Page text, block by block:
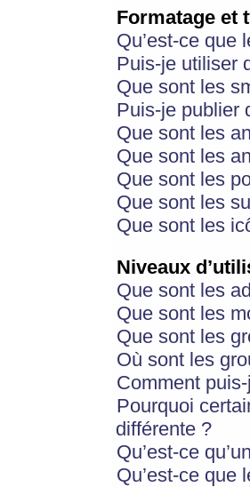
Formatage et
Qu’est-ce que
Puis-je utiliser
Que sont les
Puis-je publier
Que sont les
Que sont les
Que sont les
Que sont les
Que sont les
Niveaux
Que sont les
Que sont les
Que sont les
Où sont les
Comment
Pourquoi
différente ?
Qu’est-ce
Qu’est-ce que